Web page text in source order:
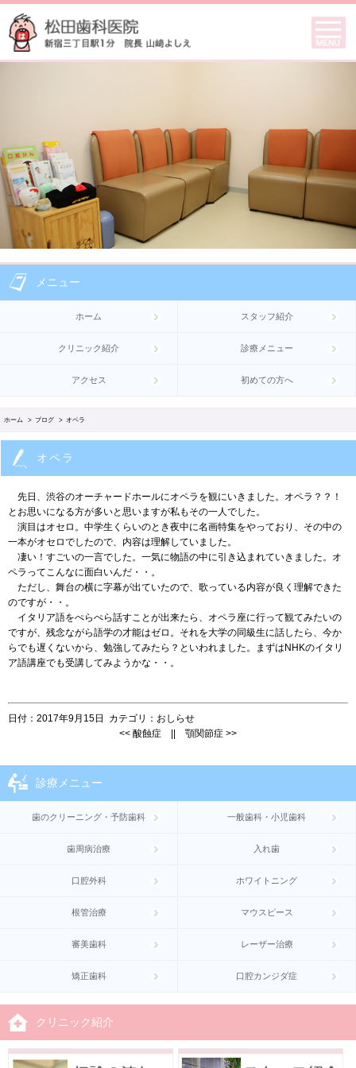
メニュー
ホーム
クリニック紹介
アクセス
スタッフ紹介
診療メニュー
初めての方へ
ホーム > ブログ > オペラ
オペラ
先日、渋谷のオーチャードホールにオペラを観にいきました。オペラ？？！
とお思いになる方が多いと思いますが私もその一人でした。
演目はオセロ。中学生くらいのとき夜中に名画特集をやっており、その中の
一本がオセロでしたので、内容は理解していました。
凄い！すごいの一言でした。一気に物語の中に引き込まれていきました。オ
ペラってこんなに面白いんだ・・。
ただし、舞台の横に字幕が出ていたので、歌っている内容が良く理解できた
のですが・・。
イタリア語をぺらぺら話すことが出来たら、オペラ座に行って観てみたいの
ですが、残念ながら語学の才能はゼロ。それを大学の同級生に話したら、今か
らでも遅くないから、勉強してみたら？といわれました。まずはNHKのイタリ
ア語講座でも受講してみようかな・・。
日付： 2017年9月15日 カテゴリ： おしらせ
<< 酸蝕症 顎関節症 >>
診療メニュー
歯のクリーニング・予防歯科
歯周病治療
口腔外科
根管治療
審美歯科
矯正歯科
一般歯科・小児歯科
入れ歯
ホワイトニング
マウスピース
レーザー治療
口腔カンジダ症
クリニック紹介